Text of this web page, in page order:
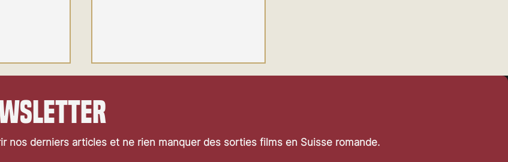
nos derniers articles et ne rien manquer des sorties films en Suisse romande.